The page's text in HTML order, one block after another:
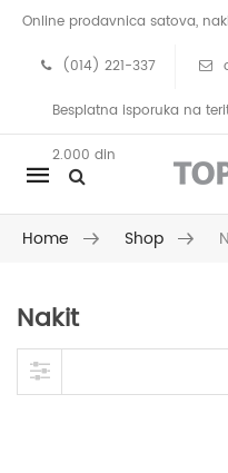
Online prodavnica satova,
(014) 221-337
Besplatna isporuka na
2.000 din
Mobile
navigation
Home Shop
Skip to content
Nakit